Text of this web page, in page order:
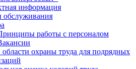
информация
работы с персоналом
охраны труда для подрядных